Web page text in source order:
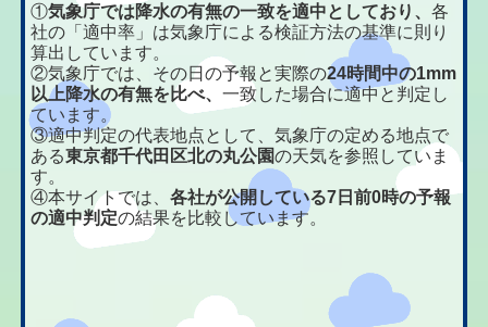
①気象庁では降水の有無の一致を適中としており、各
社の「適中率」は気象庁による検証方法の基準に則り
算出しています。
②気象庁では、その日の予報と実際の24時間中の1mm
以上降水の有無を比べ、一致した場合に適中と判定し
ています。
③適中判定の代表地点として、気象庁の定める地点で
ある東京都千代田区北の丸公園の天気を参照していま
す。
④本サイトでは、各社が公開している7日前0時の予報
の適中判定の結果を比較しています。